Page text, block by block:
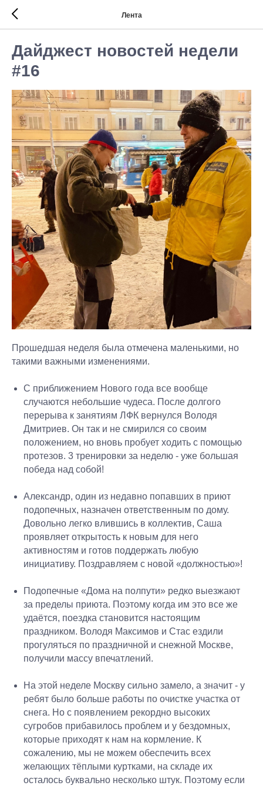
Лента
Дайджест новостей недели
#16
Прошедшая неделя была отмечена маленькими, но
такими важными изменениями.
С приближением Нового года все вообще
случаются небольшие чудеса. После долгого
перерыва к занятиям ЛФК вернулся Володя
Дмитриев. Он так и не смирился со своим
положением, но вновь пробует ходить с помощью
протезов. 3 тренировки за неделю - уже большая
победа над собой!
Александр, один из недавно попавших в приют
подопечных, назначен ответственным по дому.
Довольно легко влившись в коллектив, Саша
проявляет открытость к новым для него
активностям и готов поддержать любую
инициативу. Поздравляем с новой «должностью»!
Подопечные «Дома на полпути» редко выезжают
за пределы приюта. Поэтому когда им это все же
удаётся, поездка становится настоящим
праздником. Володя Максимов и Стас ездили
прогуляться по праздничной и снежной Москве,
получили массу впечатлений.
На этой неделе Москву сильно замело, а значит - у
ребят было больше работы по очистке участка от
снега. Но с появлением рекордно высоких
сугробов прибавилось проблем и у бездомных,
которые приходят к нам на кормление. К
сожалению, мы не можем обеспечить всех
желающих тёплыми куртками, на складе их
осталось буквально несколько штук. Поэтому если